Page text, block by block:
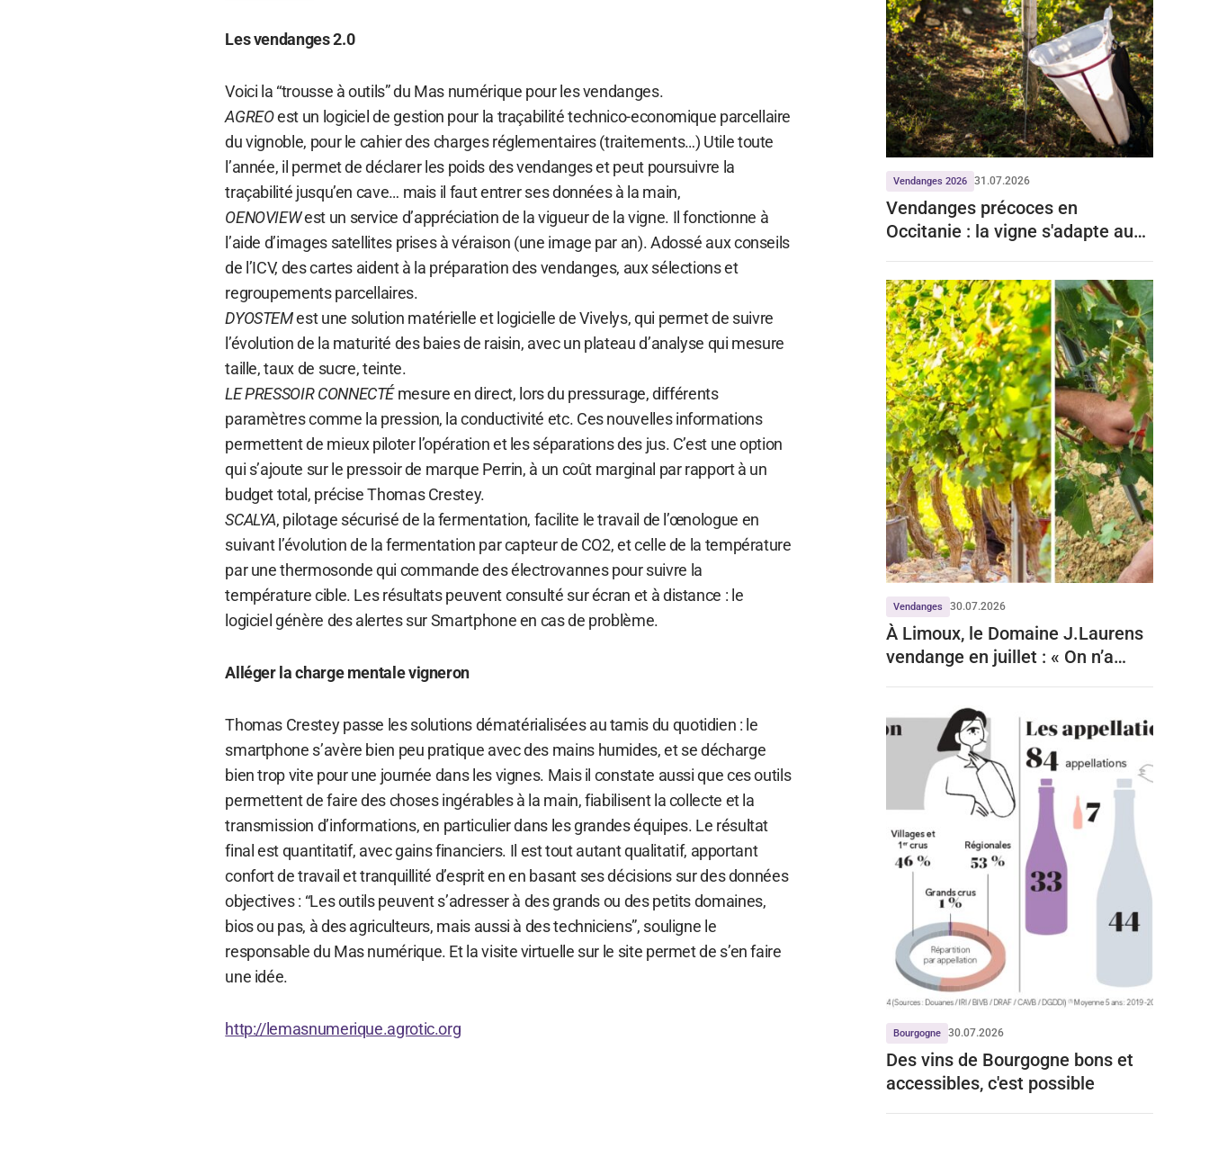
Les vendanges 2.0
Voici la “trousse à outils” du Mas numérique pour les vendanges.
AGREOest un logiciel de gestion pour la traçabilité technico-economique parcellaire
du vignoble, pour le cahier des charges réglementaires (traitements…) Utile toute
l’année, il permet de déclarer les poids des vendanges et peut poursuivre la
traçabilité jusqu’en cave… mais il faut entrer ses données à la main,
OENOVIEWest un service d’appréciation de la vigueur de la vigne. Il fonctionne à
l’aide d’images satellites prises à véraison (une image par an). Adossé aux conseils
de l’ICV, des cartes aident à la préparation des vendanges, aux sélections et
regroupements parcellaires.
DYOSTEMest une solution matérielle et logicielle de Vivelys, qui permet de suivre
l’évolution de la maturité des baies de raisin, avec un plateau d’analyse qui mesure
taille, taux de sucre, teinte.
LE PRESSOIR CONNECTÉmesure en direct, lors du pressurage, différents
paramètres comme la pression, la conductivité etc. Ces nouvelles informations
permettent de mieux piloter l’opération et les séparations des jus. C’est une option
qui s’ajoute sur le pressoir de marque Perrin, à un coût marginal par rapport à un
budget total, précise Thomas Crestey.
SCALYA, pilotage sécurisé de la fermentation, facilite le travail de l’œnologue en
suivant l’évolution de la fermentation par capteur de CO2, et celle de la température
par une thermosonde qui commande des électrovannes pour suivre la
température cible. Les résultats peuvent consulté sur écran et à distance : le
logiciel génère des alertes sur Smartphone en cas de problème.
Alléger la charge mentale vigneron
Thomas Crestey passe les solutions dématérialisées au tamis du quotidien : le
smartphone s’avère bien peu pratique avec des mains humides, et se décharge
bien trop vite pour une journée dans les vignes. Mais il constate aussi que ces outils
permettent de faire des choses ingérables à la main, fiabilisent la collecte et la
transmission d’informations, en particulier dans les grandes équipes. Le résultat
final est quantitatif, avec gains financiers. Il est tout autant qualitatif, apportant
confort de travail et tranquillité d’esprit en en basant ses décisions sur des données
objectives : “Les outils peuvent s’adresser à des grands ou des petits domaines,
bios ou pas, à des agriculteurs, mais aussi à des techniciens”, souligne le
responsable du Mas numérique. Et la visite virtuelle sur le site permet de s’en faire
une idée.
http://lemasnumerique.agrotic.org
Vendanges 2026 31.07.2026
Vendanges précoces en
Occitanie : la vigne s'adapte aux
Vendanges 30.07.2026
À Limoux, le Domaine J.Laurens
vendange en juillet : « On n’a
Bourgogne 30.07.2026
Des vins de Bourgogne bons et
accessibles, c'est possible